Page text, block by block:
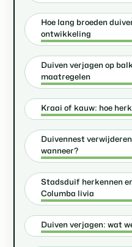
Hoe lang broeden
ontwikkeling
Duiven verjagen op
maatregelen
Kraai of kauw: hoe
Duivennest
wanneer?
Stadsduif herkennen
Columba livia
Duiven verjagen: wat